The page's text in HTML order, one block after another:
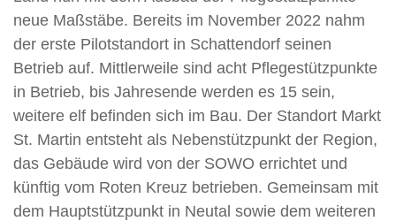
neue Maßstäbe. Bereits im November 2022 nahm
der erste Pilotstandort in Schattendorf seinen
Betrieb auf. Mittlerweile sind acht Pflegestützpunkte
in Betrieb, bis Jahresende werden es 15 sein,
weitere elf befinden sich im Bau. Der Standort Markt
St. Martin entsteht als Nebenstützpunkt der Region,
das Gebäude wird von der SOWO errichtet und
künftig vom Roten Kreuz betrieben. Gemeinsam mit
dem Hauptstützpunkt in Neutal sowie dem weiteren